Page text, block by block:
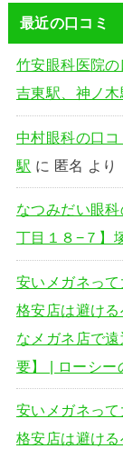
最近の口コミ
竹安眼科医院
吉東駅、神ノ木
中村眼科の口
駅 に 匿名 より
なつみだい眼
丁目１８−７】
安いメガネっ
格安店は避ける
なメガネ店で
要】 | ローシー
安いメガネっ
格安店は避ける